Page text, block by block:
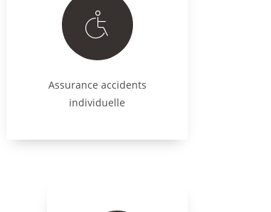
Assurance accidents
individuelle